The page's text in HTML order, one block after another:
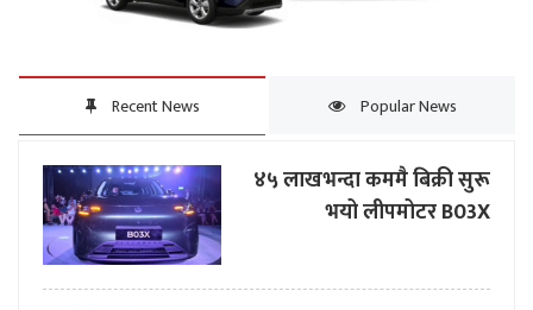
Recent News Popular News
४५ लाखभन्दा कममै बिक्री सुरू
भयो लीपमोटर B03X